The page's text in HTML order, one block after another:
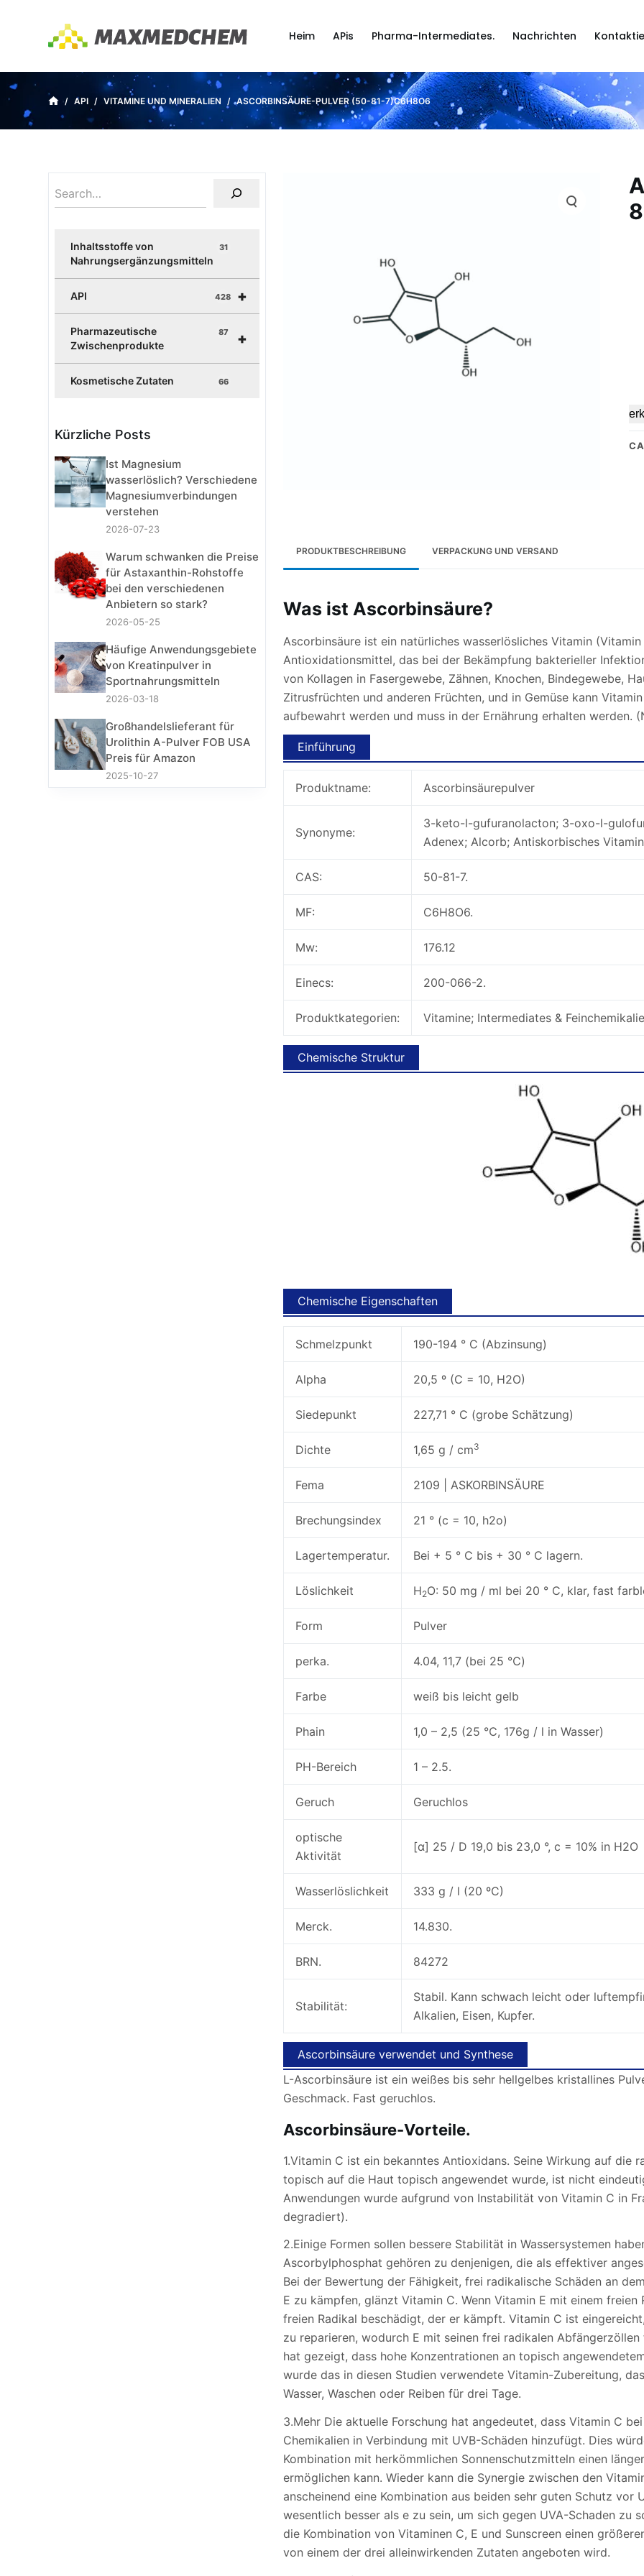
I
n
a
Heim APis Pharma-Intermediates. Nachrichten
/ API / VITAMINE UND MINERALIEN / ASCORBINSÄURE-PULVER (50-81-7)C6H8O6
PRODUKTBESCHREIBUNG VERPACKUNG UND VERSAND
Was ist Ascorbinsäure?
Ascorbinsäure ist ein natürliches wasserlösliches Vitamin
Antioxidationsmittel, das bei der Bekämpfung bakterieller
von Kollagen in Fasergewebe, Zähnen, Knochen, Bindegewebe,
Zitrusfrüchten und anderen Früchten, und in Gemüse kann
aufbewahrt werden und muss in der Ernährung erhalten werden.
Einführung
Produktname: Ascorbinsäurepulver
Synonyme:
3-keto-l-gufuranolacton; 3-oxo-l-
Adenex; Alcorb; Antiskorbisches
CAS: 50-81-7.
MF: C6H8O6.
Mw: 176.12
Einecs: 200-066-2.
Produktkategorien: Vitamine; Intermediates &
Chemische Struktur
Chemische Eigenschaften
Schmelzpunkt 190-194 ° C (Abzinsung)
Alpha 20,5 º (C = 10, H2O)
Siedepunkt 227,71 ° C (grobe Schätzung)
Dichte 1,65 g / cm3
Fema 2109 | ASKORBINSÄURE
Brechungsindex 21 ° (c = 10, h2o)
Lagertemperatur. Bei + 5 ° C bis + 30 ° C lagern.
Löslichkeit H2O: 50 mg / ml bei 20 ° C, klar, fast
Form Pulver
perka. 4.04, 11,7 (bei 25 ℃)
Farbe weiß bis leicht gelb
Phain 1,0 – 2,5 (25 ℃, 176g / l in Wasser)
PH-Bereich 1 – 2.5.
Geruch Geruchlos
optische
Aktivität
[α] 25 / D 19,0 bis 23,0 °, c = 10% in H2O
Wasserlöslichkeit 333 g / l (20 ºC)
Merck. 14.830.
BRN. 84272
Stabilität:
Stabil. Kann schwach leicht oder
Alkalien, Eisen, Kupfer.
Ascorbinsäure verwendet und Synthese
L-Ascorbinsäure ist ein weißes bis sehr hellgelbes kristallines
Geschmack. Fast geruchlos.
Ascorbinsäure-Vorteile.
1.Vitamin C ist ein bekanntes Antioxidans. Seine Wirkung auf die
topisch auf die Haut topisch angewendet wurde, ist nicht
Anwendungen wurde aufgrund von Instabilität von Vitamin C in
degradiert).
2.Einige Formen sollen bessere Stabilität in Wassersystemen
Ascorbylphosphat gehören zu denjenigen, die als effektiver
Bei der Bewertung der Fähigkeit, frei radikalische Schäden an
E zu kämpfen, glänzt Vitamin C. Wenn Vitamin E mit einem
freien Radikal beschädigt, der er kämpft. Vitamin C ist
zu reparieren, wodurch E mit seinen frei radikalen
hat gezeigt, dass hohe Konzentrationen an topisch
wurde das in diesen Studien verwendete Vitamin-Zubereitung,
Wasser, Waschen oder Reiben für drei Tage.
3.Mehr Die aktuelle Forschung hat angedeutet, dass Vitamin C
Chemikalien in Verbindung mit UVB-Schäden hinzufügt. Dies
Kombination mit herkömmlichen Sonnenschutzmitteln einen
ermöglichen kann. Wieder kann die Synergie zwischen den
anscheinend eine Kombination aus beiden sehr guten Schutz
wesentlich besser als e zu sein, um sich gegen UVA-Schaden zu
die Kombination von Vitaminen C, E und Sunscreen einen
von einem der drei alleinwirkenden Zutaten angeboten wird.
Inhaltsstoffe von
Nahrungsergänzungsmitteln
31
+
API 428
+
Pharmazeutische
Zwischenprodukte
87
Kosmetische Zutaten 66
Kürzliche Posts
Ist Magnesium
wasserlöslich? Verschiedene
Magnesiumverbindungen
verstehen
2026-07-23
Warum schwanken die Preise
für Astaxanthin-Rohstoffe
bei den verschiedenen
Anbietern so stark?
2026-05-25
Häufige Anwendungsgebiete
von Kreatinpulver in
Sportnahrungsmitteln
2026-03-18
Großhandelslieferant für
Urolithin A-Pulver FOB USA
Preis für Amazon
2025-10-27